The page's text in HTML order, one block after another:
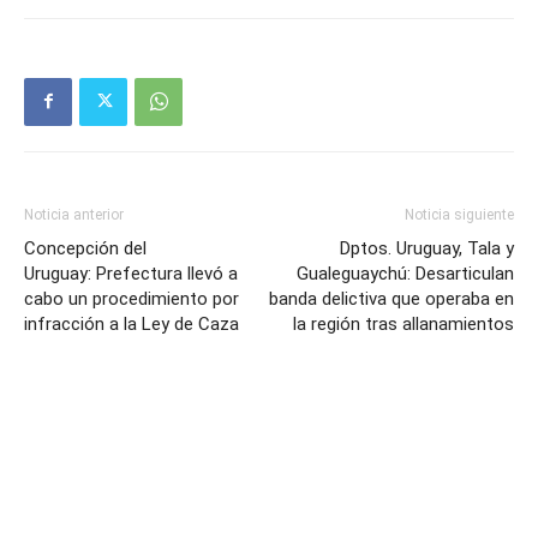
Noticia anterior
Concepción del
Uruguay: Prefectura llevó a
cabo un procedimiento por
infracción a la Ley de Caza
Noticia siguiente
Dptos. Uruguay, Tala y
Gualeguaychú: Desarticulan
banda delictiva que operaba en
la región tras allanamientos